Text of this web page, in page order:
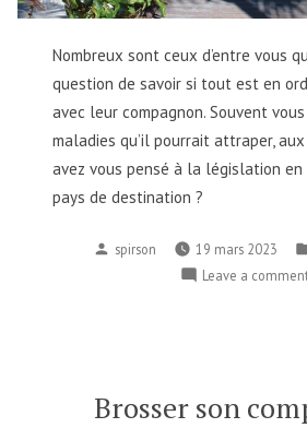
Nombreux sont ceux d’entre vous
question de savoir si tout est en
avec leur compagnon. Souvent
maladies qu’il pourrait attraper,
avez vous pensé à la législation en
pays de destination ?
spirson 19 mars 2023
Leave a
Brosser son